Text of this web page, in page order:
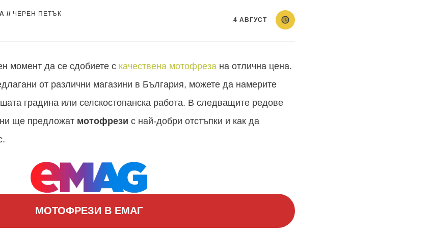
// ЧЕРЕН ПЕТЪК
4 АВГУСТ
момент да се сдобиете с качествена мотофреза на отлична цена.
от различни магазини в България, можете да намерите
градина или селскостопанска работа. В следващите редове
ще предложат мотофрези с най-добри отстъпки и как да
МОТОФРЕЗИ В ЕМАГ